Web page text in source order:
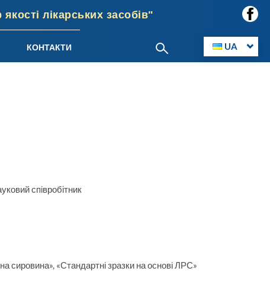
лікарських засобів"
КОНТАКТИ UA
співробітник
сировина», «Стандартні зразки на основі ЛРС»